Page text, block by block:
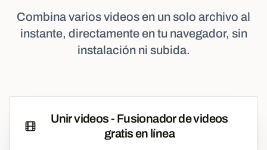
Combina varios videos en un solo archivo al
instante, directamente en tu navegador, sin
instalación ni subida.
Unir videos - Fusionador de videos
gratis en línea